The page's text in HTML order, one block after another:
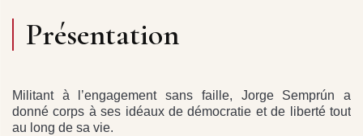
Présentation
Militant à l’engagement sans faille, Jorge Semprún a
donné corps à ses idéaux de démocratie et de liberté tout
au long de sa vie.